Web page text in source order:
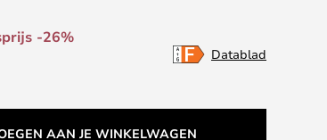
-26%
Datablad
AAN JE WINKELWAGEN